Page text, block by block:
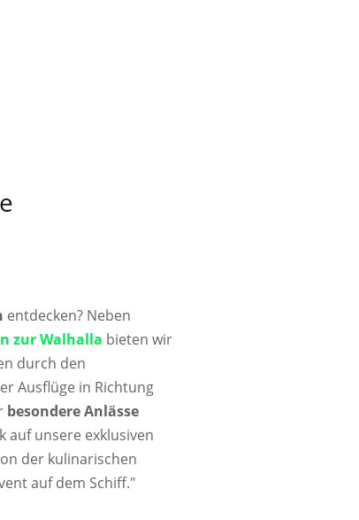
entdecken? Neben
zur Walhalla bieten wir
durch den
Ausflüge in Richtung
besondere Anlässe
auf unsere exklusiven
der kulinarischen
auf dem Schiff."